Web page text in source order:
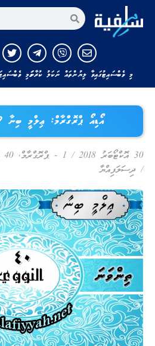
މި ވެބްސައިޓުގައިވާ ލިޔުންތައް ނަކަލު ކުރާނަމަ މި
އޯޑިއޯ ޕްރޮގްރާމް: ޢިލްމީ ބިނާ 9 (ތިންވަނަ ޙަދީޘް)
30 އޮކްޓޯބަރު 2018 / 1 - ޕްރޮގްރާމް ,40 ޙަދީޘް
/ ދިސަލަފިއްޔާ